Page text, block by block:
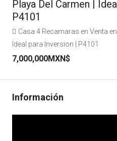
Playa Del Carmen |
P4101
Casa 4 Recamaras en Venta
Ideal para Inversion | P4101
7,000,000MXN$